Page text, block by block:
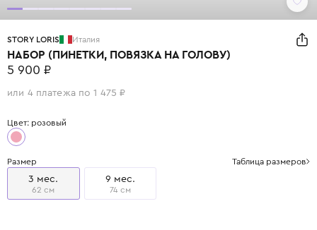
STORY LORIS Италия
НАБОР (ПИНЕТКИ, ПОВЯЗКА НА ГОЛОВУ)
5 900 ₽
или 4 платежа по 1 475 ₽
Цвет: розовый
Размер Таблица размеров
3 мес.
62 см
9 мес.
74 см